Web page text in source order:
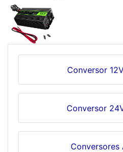
Conversor
Conversor
Conversores